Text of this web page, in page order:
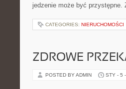
jedzenie może być
CATEGORIES: NIERUCHOMOŚCI
ZDROWE
POSTED BY ADMIN STY - 5